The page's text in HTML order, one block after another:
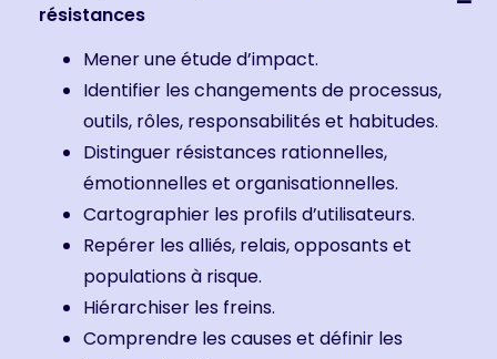
résistances
Mener une étude d’impact.
Identifier les changements de processus,
outils, rôles, responsabilités et habitudes.
Distinguer résistances rationnelles,
émotionnelles et organisationnelles.
Cartographier les profils d’utilisateurs.
Repérer les alliés, relais, opposants et
populations à risque.
Hiérarchiser les freins.
Comprendre les causes et définir les